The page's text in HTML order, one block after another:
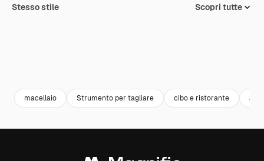
Stesso stile Scopri tutte
macellaio Strumento per tagliare cibo e ristorante